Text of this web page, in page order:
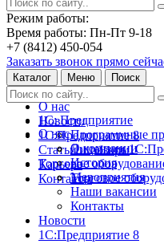
Режим работы:
Время работы: Пн-Пт 9-18
+7 (8412) 450-054
Заказать звонок прямо
Каталог Меню Поиск
О нас
Новости
1С:Предприятие 8
Статьи и обзоры
Карьера
Контакты
1С: Предприятие
Программные
Лицензии
Торговое
Торговое
О нас
О компании
История
Мероприятия
Наши вакансии
Контакты
Новости
1С:Предприятие 8